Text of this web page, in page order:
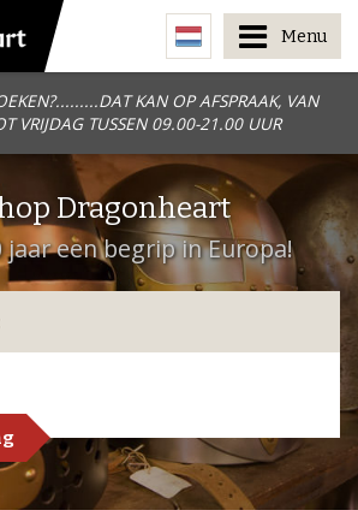
KAN OP AFSPRAAK, VAN
VRIJDAG TUSSEN 09.00-21.00 UUR
Menu
Dragonheart
jaar een begrip in Europa!